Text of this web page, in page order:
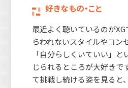
好きなもの・こと
最近よく聴いているのが
らわれないスタイルやコン
「自分らしくいていい」
じられるところが大好きで
て挑戦し続ける姿を見ると